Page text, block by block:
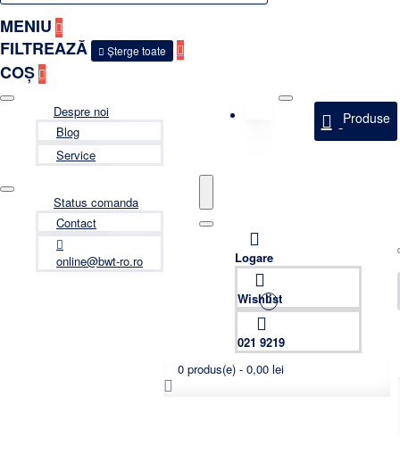
MENIU
FILTREAZĂ
Șterge toate
COȘ
Despre noi
Blog
Service
Status comanda
Contact
online@bwt-ro.ro
Produse
Logare
Wishlist
0
021 9219
0 produs(e) - 0,00 lei